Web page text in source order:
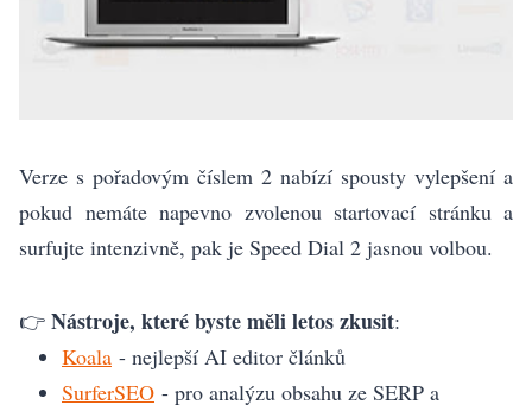
Verze s pořadovým číslem 2 nabízí spousty vylepšení a
pokud nemáte napevno zvolenou startovací stránku a
surfujte intenzivně, pak je Speed Dial 2 jasnou volbou.
👉 Nástroje, které byste měli letos zkusit:
Koala - nejlepší AI editor článků
SurferSEO - pro analýzu obsahu ze SERP a